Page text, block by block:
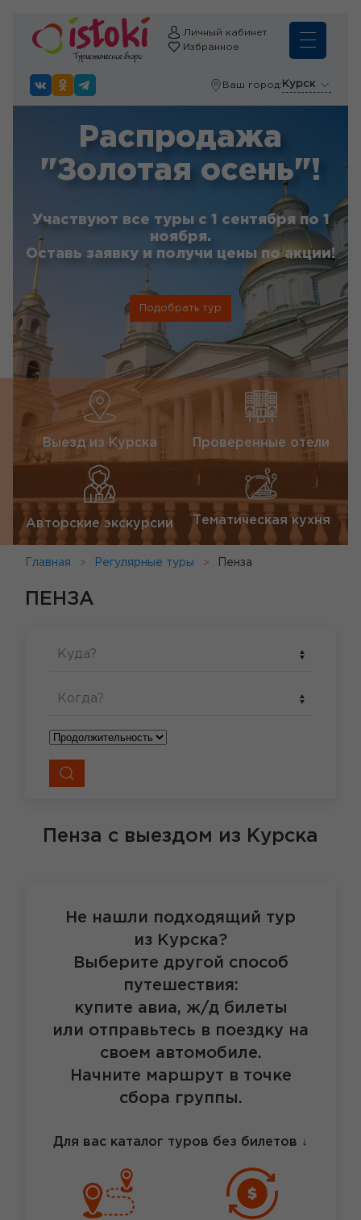
Личный кабинет
Избранное
Ваш город: Курск
Распродажа
"Золотая осень"!
Участвуют все туры с 1 сентября по 1
ноября.
Оставь заявку и получи цены по акции!
Подобрать тур
Выезд из Курска Проверенные отели
Авторские экскурсии Тематическая кухня
Главная Регулярные туры Пенза
ПЕНЗА
Куда?
Когда?
Пенза с выездом из Курска
Не нашли подходящий тур
из Курска?
Выберите другой способ
путешествия:
купите авиа, ж/д билеты
или отправьтесь в поездку на
своем автомобиле.
Начните маршрут в точке
сбора группы.
Для вас каталог туров без билетов ↓